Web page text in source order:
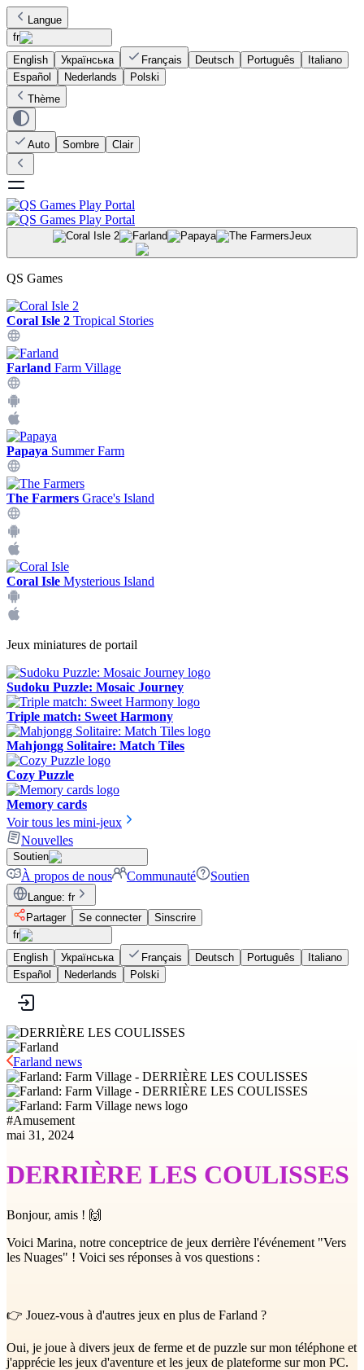
Langue
fr
English
Українська Français Deutsch Português
Italiano
Español
Nederlands
Polski
Thème
Auto Sombre Clair
Jeux
QS Games
Coral Isle 2 Tropical Stories
Farland Farm Village
Papaya Summer Farm
The Farmers Grace's Island
Coral Isle Mysterious Island
Jeux miniatures de portail
Sudoku Puzzle: Mosaic Journey
Triple match: Sweet Harmony
Mahjongg Solitaire: Match Tiles
Cozy Puzzle
Memory cards
Voir tous les mini-jeux
Nouvelles
Soutien
À propos de nous Communauté Soutien
Langue: fr
Partager
Se connecter
Sinscrire
fr
English
Українська Français Deutsch Português
Italiano
Español
Nederlands Polski
Farland news
#Amusement
mai 31, 2024
DERRIÈRE LES COULISSES
Bonjour, amis ! 🙌
Voici Marina, notre conceptrice de jeux derrière l'événement "Vers
les Nuages" ! Voici ses réponses à vos questions :
👉 Jouez-vous à d'autres jeux en plus de Farland ?
Oui, je joue à divers jeux de ferme et de puzzle sur mon téléphone et
j'apprécie les jeux d'aventure et les jeux de plateforme sur mon PC.